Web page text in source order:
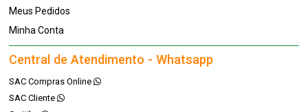
Meus Pedidos
Minha Conta
Central de Atendimento - Whatsapp
SAC Compras Online
SAC Cliente